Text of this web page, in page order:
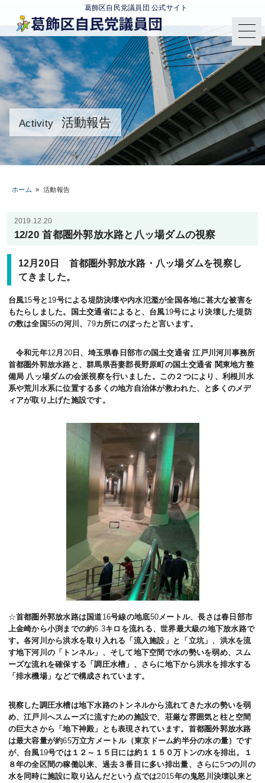
葛飾区自民党議員団 公式サイト
Activity 活動報告
ホーム »活動報告
2019.12.20
12/20 首都圏外郭放水路と八ッ場ダムの視察
12月20日 首都圏外郭放水路・八ッ場ダムを視察し
てきました。
台風15号と 19号による堤防決壊や内水氾濫が全国各地に甚大な被害を
もたらしました。国土交通省によると、台風19号により決壊した堤防
の数は全国55の河川、79カ所にのぼったと言います。
令和元年12月 20 日、埼玉県春日部市の国土交通省 江戸川河川事務所
首都圏外郭放水路と、群馬県吾妻郡長野原町の国土交通省 関東地方整
備局 八ッ場ダムの会派視察を行いました。この２つにより、利根川水
系や荒川水系に位置する多くの地方自治体が救われた、と多くのメデ
ィアが取り上げた施設です。
☆首都圏外郭放水路は国道16号線の地底50メートル、長さは春日部市
上金崎から小渕までの約6.3キロを流れる、世界最大級の地下放水路で
す。各河川から洪水を取り入れる「流入施設」と「立坑」、洪水を流
す地下河川の「トンネル」、そして地下空間で水の勢いを弱め、スム
ーズな流れを確保する「調圧水槽」、さらに地下から洪水を排水する
「排水機場」などで構成されています。
視察した調圧水槽は地下水路のトンネルから流れてきた水の勢いを弱
め、江戸川へスムーズに流すための施設で、荘厳な雰囲気と柱と空間
の巨大さから「地下神殿」とも表現されています。首都圏外郭放水路
は最大容量が約65万立方メートル（東京ドーム約半分の水の量）です
が、台風19号では１２～１５日には約１１５０万トンの水を排出。１
８年の全区間の稼働以来、過去３番目に多い排出量、さらに5つの川の
水を同時に施設に取り込んだという点では2015年の鬼怒川決壊以来と